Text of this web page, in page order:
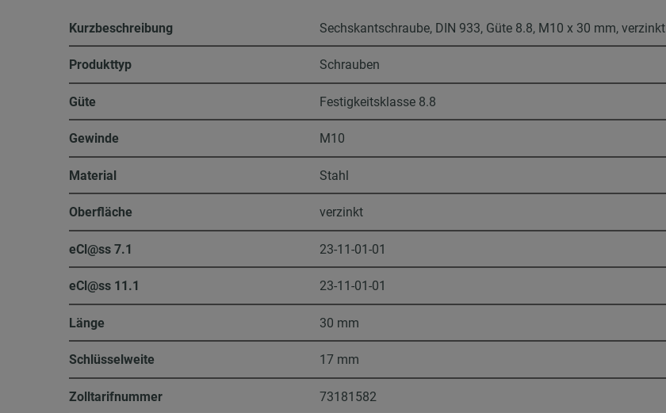
Kurzbeschreibung Sechskantschraube, DIN 933, Güte 8.8, M10 x 30 mm, verzinkt
Produkttyp Schrauben
Güte Festigkeitsklasse 8.8
Gewinde M10
Material Stahl
Oberfläche verzinkt
eCl@ss 7.1 23-11-01-01
eCl@ss 11.1 23-11-01-01
Länge 30 mm
Schlüsselweite 17 mm
Zolltarifnummer 73181582